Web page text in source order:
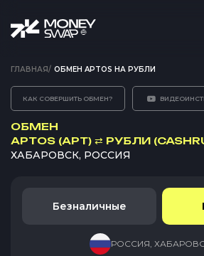
ГЛАВНАЯ/ ОБМЕН APTOS НА РУБЛИ
КАК СОВЕРШИТЬ ОБМЕН?
ОБМЕН
APTOS (APT) ⇄ РУБЛИ
ХАБАРОВСК, РОССИЯ
Безналичные
РОССИЯ,